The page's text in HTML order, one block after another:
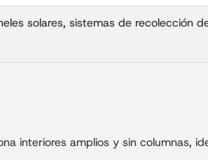
solares, sistemas de recolección
interiores amplios y sin columnas,